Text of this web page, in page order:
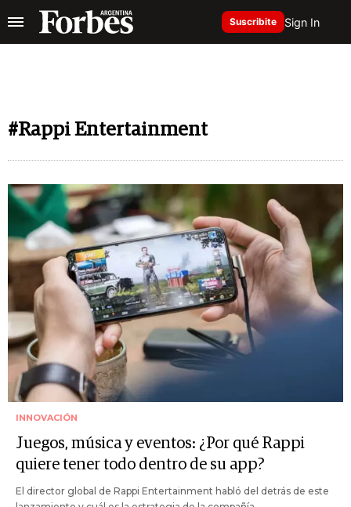
Suscribite Sign In
#Rappi Entertainment
INNOVACIÓN
Juegos, música y eventos: ¿Por qué Rappi
quiere tener todo dentro de su app?
El director global de Rappi Entertainment habló del detrás de este